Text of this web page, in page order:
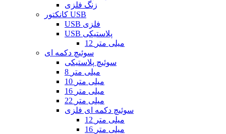
زنگ فلزی
کانکتور USB
USB فلزی
USB پلاستیکی
12 میلی متر
سوئیچ دکمه ای
سوئیچ پلاستیکی
8 میلی متر
10 میلی متر
16 میلی متر
22 میلی متر
سوئیچ دکمه ای فلزی
12 میلی متر
16 میلی متر